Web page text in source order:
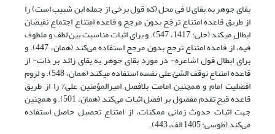
بقای جوهر به بقای لا فی محل (که قول برخی از جمله ابن شبیب است) را
از طریق قاعده امتناع ترجّح بدون مرجح و قاعده امتناع اجتماع نقیضان
ابطال می‎کند (حلی: 1417، 547). و برای اثبات مناسبت بین لطف و ملطوف
فیه، از قاعده امتناع ترجح بدون مرجح استفاده می‌‎کند (همان، 447). و
برای ابطال قول اشاعره- در مورد بقای جوهر به بقای زائد بر ذات- از
قاعده امتناع توقف الشئ علی نفسه استفاده می‎کند (همان، 548). و لزوم
افضلیت امام و همچنین امامت بلافصل امیرالمؤمنین علی% را از طریق
قاعده قبح تقدم مفضول بر افضل اثبات می‌کند (همان، 501). و همچنین
جهت اثبات حدوث زمانی ممکنات، از امتناع تحصیل حاصل استفاده
می‌‎کند (طوسی: 1405 الف، 443).